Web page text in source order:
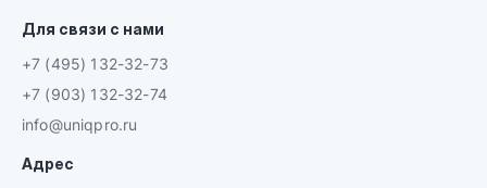
Для связи с нами
+7 (495) 132-32-73
+7 (903) 132-32-74
info@uniqpro.ru
Адрес